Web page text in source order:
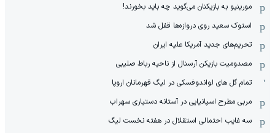
مورینیو به بازیکنان می‌گوید چه باید بخورند!
استوک سعید روی دروازه‌ها قفل شد
تحریم‌های جدید آمریکا علیه ایران
مصدومیت بازیکن آرسنال از ناحیه رباط صلیبی
تمام گل های لواندوفسکی در لیگ قهرمانان اروپا
مربی مطرح اسپانیایی در آستانه دستیاری سهراب
سه غایب احتمالی استقلال در هفته نخست لیگ